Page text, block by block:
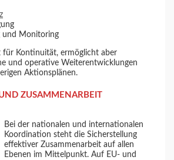
und Monitoring
für Kontinuität, ermöglicht aber
und operative Weiterentwicklungen
Aktionsplänen.
ZUSAMMENARBEIT
Bei der nationalen und internationalen
Koordination steht die Sicherstellung
effektiver Zusammenarbeit auf allen
Ebenen im Mittelpunkt. Auf EU- und